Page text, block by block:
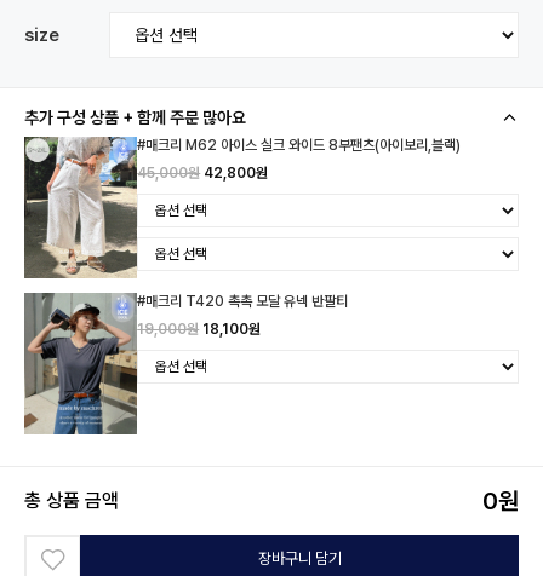
size
추가 구성 상품 + 함께 주문 많아요
#매크리 M62 아이스 실크 와이드 8부팬츠(아이보리,블랙)
45,000원 42,800원
#매크리 T420 촉촉 모달 유넥 반팔티
19,000원 18,100원
총 상품 금액 0원
장바구니 담기